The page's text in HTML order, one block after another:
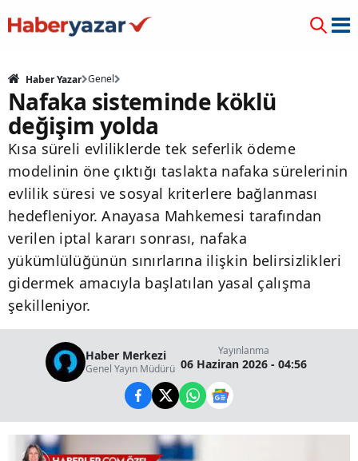
Haber Yazar Genel
Nafaka sisteminde köklü
değişim yolda
Kısa süreli evliliklerde tek seferlik ödeme
modelinin öne çıktığı taslakta nafaka sürelerinin
evlilik süresi ve sosyal kriterlere bağlanması
hedefleniyor. Anayasa Mahkemesi tarafından
verilen iptal kararı sonrası, nafaka
yükümlülüğünün sınırlarına ilişkin belirsizlikleri
gidermek amacıyla başlatılan yasal çalışma
şekilleniyor.
Haber Merkezi
Genel Yayın Müdürü
Yayınlanma
06 Haziran 2026 - 04:56